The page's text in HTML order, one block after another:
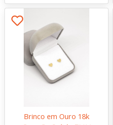
Brinco em Ouro 18k